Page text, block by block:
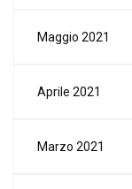
Maggio 2021
Aprile 2021
Marzo 2021